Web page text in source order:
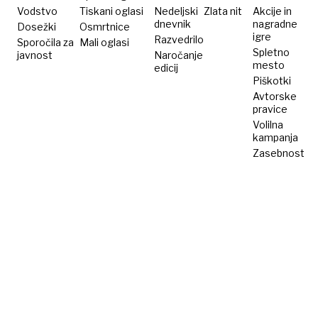
Vodstvo
Dosežki
Sporočila za
javnost
Tiskani oglasi
Osmrtnice
Mali oglasi
Nedeljski
dnevnik
Razvedrilo
Naročanje
edicij
Zlata nit
Akcije in
nagradne
igre
Spletno
mesto
Piškotki
Avtorske
pravice
Volilna
kampanja
Zasebnost